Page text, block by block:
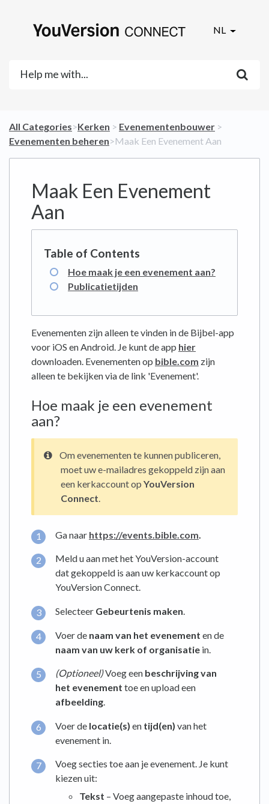
NL
All Categories​>​​Kerken ​ > ​ ​Evenementenbouwer ​ > ​
Evenementen beheren​>​ Maak Een Evenement Aan
Maak Een Evenement
Aan
Hoe maak je een evenement aan?
Publicatietijden
Evenementen zijn alleen te vinden in de Bijbel-app
voor iOS en Android. Je kunt de app hier
downloaden. Evenementen op bible.com zijn
alleen te bekijken via de link 'Evenement'.
Hoe maak je een evenement
aan?
Om evenementen te kunnen publiceren,
moet uw e-mailadres gekoppeld zijn aan
een kerkaccount op YouVersion
Connect.
Ga naar https://events.bible.com.
Meld u aan met het YouVersion-account
dat gekoppeld is aan uw kerkaccount op
YouVersion Connect.
Selecteer Gebeurtenis maken.
Voer de naam van het evenement en de
naam van uw kerk of organisatie in.
(Optioneel)Voeg een beschrijving van
het evenement toe en upload een
afbeelding.
Voer de locatie(s) en tijd(en) van het
evenement in.
Voeg secties toe aan je evenement. Je kunt
kiezen uit:
Tekst – Voeg aangepaste inhoud toe,